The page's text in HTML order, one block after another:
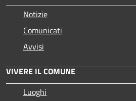
Notizie
Comunicati
Avvisi
VIVERE IL COMUNE
Luoghi